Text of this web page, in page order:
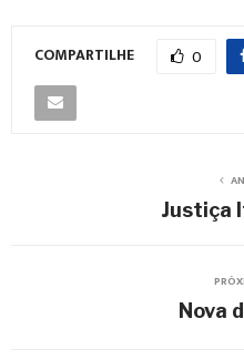
COMPARTILHE 0
Justiça
Nova